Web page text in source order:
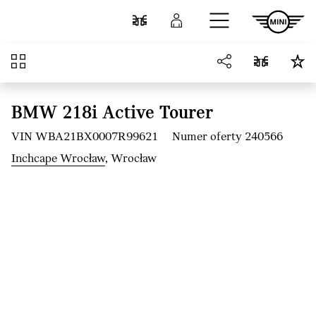
Przejdź do głównej treści
Porównaj Zaloguj się
Przegląd
BMW 218i Active Tourer
VIN WBA21BX0007R99621
Numer oferty 240566
Inchcape Wrocław, Wrocław